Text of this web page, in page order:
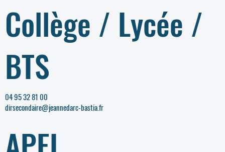
Collège / Lycée /
BTS
04 95 32 81 00
dirsecondaire@jeannedarc-bastia.fr